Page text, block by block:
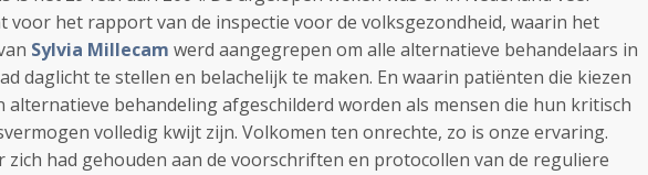
voor het rapport van de inspectie voor de volksgezondheid, waarin het
Sylvia Millecam werd aangegrepen om alle alternatieve behandelaars in
daglicht te stellen en belachelijk te maken. En waarin patiënten die kiezen
alternatieve behandeling afgeschilderd worden als mensen die hun kritisch
volledig kwijt zijn. Volkomen ten onrechte, zo is onze ervaring.
zich had gehouden aan de voorschriften en protocollen van de reguliere